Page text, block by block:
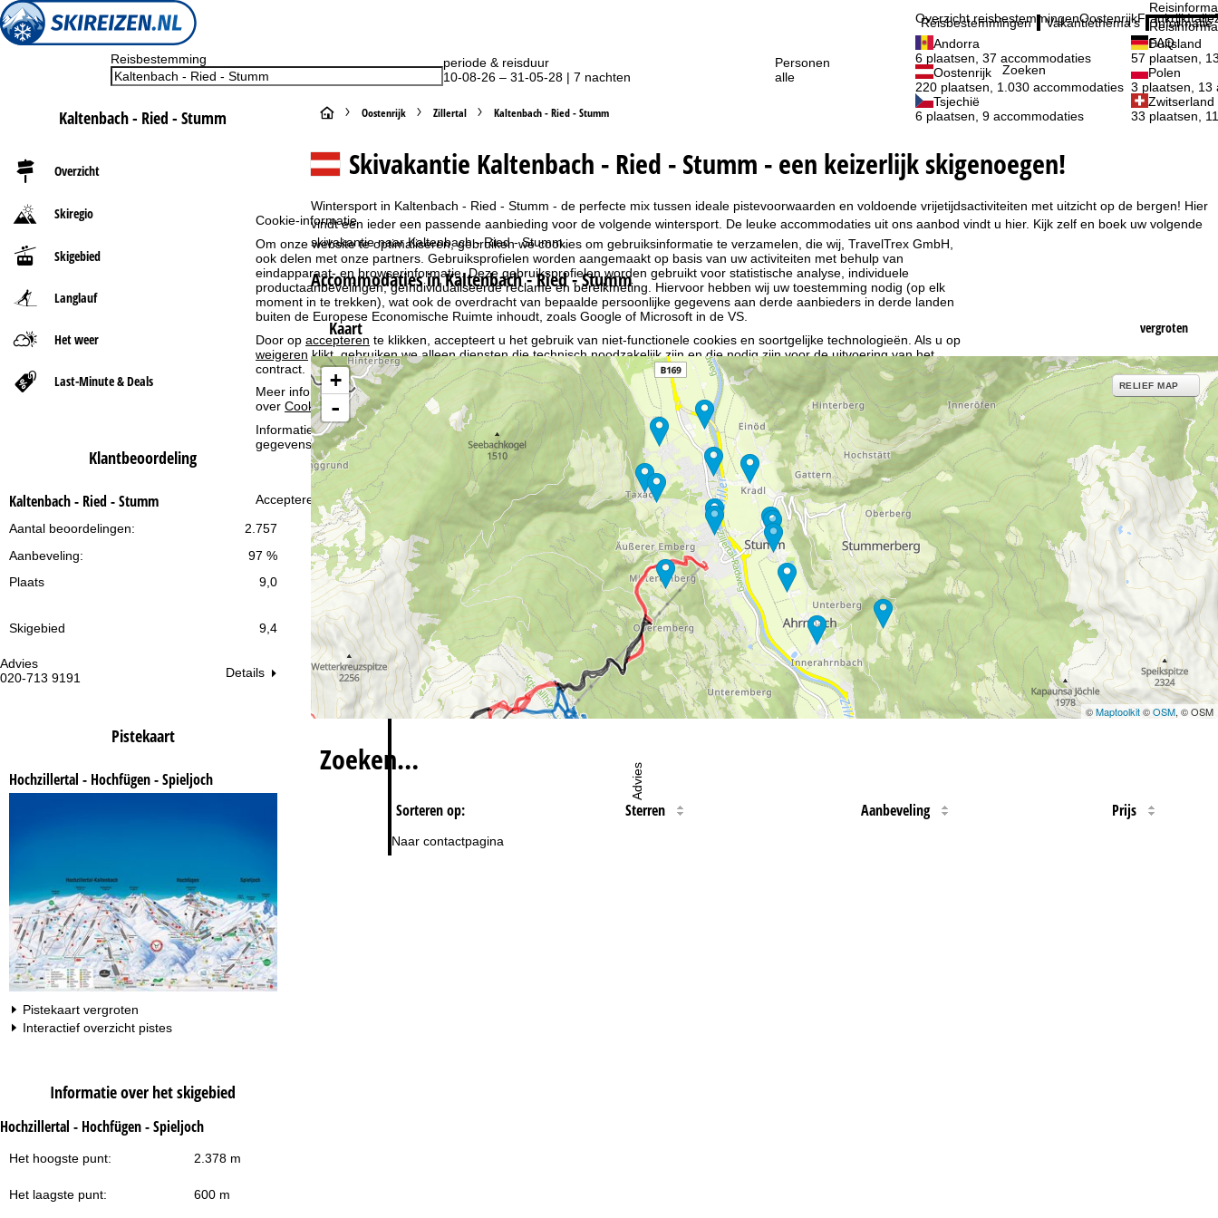
Cookie-informatie
Om onze website te optimaliseren, gebruiken we cookies om gebruiksinformatie te verzamelen, die wij, TravelTrex GmbH,
ook delen met onze partners. Gebruiksprofielen worden aangemaakt op basis van uw activiteiten met behulp van
eindapparaat- en browserinformatie. Deze gebruiksprofielen worden gebruikt voor statistische analyse, individuele
productaanbevelingen, geïndividualiseerde reclame en bereikmeting. Hiervoor hebben wij uw toestemming nodig (op elk
moment in te trekken), wat ook de overdracht van bepaalde persoonlijke gegevens aan derde aanbieders in derde landen
buiten de Europese Economische Ruimte inhoudt, zoals Google of Microsoft in de VS.
Door op accepteren te klikken, accepteert u het gebruik van niet-functionele cookies en soortgelijke technologieën. Als u op
weigeren klikt, gebruiken we alleen diensten die technisch noodzakelijk zijn en die nodig zijn voor de uitvoering van het
contract.
Meer informatie over het gebruik van cookies en de mogelijkheid om uw instellingen te wijzigen, vindt u in de informatie
over Cookie-Policy.
Informatie over de verantwoordelijke vind je in het Impressum. Informatie over de doeleinden en jouw rechten omtrent
gegevensbescherming vind je onze
Privacy Policy.
Accepteren
Advies
020-713 9191
Openingstijden
ma-do:
09:00-17:00
vr:
09:00-14:00
za-zo:
gesloten
Naar contactpagina
Advies
Reisbestemmingen
Overzicht reisbestemmingenOostenrijkFrankrijkItalië
Andorra
6 plaatsen, 37 accommodaties
Duitsland
57 plaatsen,
Oostenrijk
220 plaatsen, 1.030 accommodaties
Polen
3 plaatsen, 13
Tsjechië
6 plaatsen, 9 accommodaties
Zwitserland
33 plaatsen,
Vakantiethema's Informatie
FAQ
Reisbestemming
periode & reisduur
10-08-26 – 31-05-28 | 7 nachten
Personen
alle
Zoeken
Kaltenbach - Ried - Stumm
Overzicht
Skiregio
Skigebied
Langlauf
Het weer
Last-Minute & Deals
Klantbeoordeling
Kaltenbach - Ried - Stumm
2.757
Aantal beoordelingen:
97 %
Aanbeveling:
Plaats
9,0
Skigebied 9,4
Details
Pistekaart
Hochzillertal - Hochfügen - Spieljoch
Pistekaart vergroten
Interactief overzicht pistes
Informatie over het skigebied
Hochzillertal - Hochfügen - Spieljoch
Het hoogste punt: 2.378 m
Het laagste punt: 600 m
S
t
r
t
p
a
g
i
n
Oostenrijk Zillertal Kaltenbach - Ried - Stumm
Skivakantie Kaltenbach - Ried - Stumm - een keizerlijk skigenoegen!
Wintersport in Kaltenbach - Ried - Stumm - de perfecte mix tussen ideale pistevoorwaarden en voldoende vrijetijdsactiviteiten met uitzicht op de bergen! Hier
vindt een ieder een passende aanbieding voor de volgende wintersport. De leuke accommodaties uit ons aanbod vindt u hier. Kijk zelf en boek uw volgende
skivakantie naar Kaltenbach - Ried - Stumm.
Accommodaties in Kaltenbach - Ried - Stumm
Kaart vergroten
+
-
RELIEF MAP
©Maptoolkit©OSM, © OSM
Zoeken…
Sorteren op: Sterren Aanbeveling Prijs